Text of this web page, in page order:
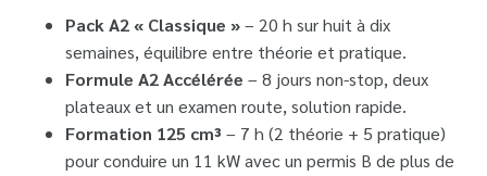
Pack A2 « Classique »– 20 h sur huit à dix
semaines, équilibre entre théorie et pratique.
Formule A2 Accélérée – 8 jours non-stop, deux
plateaux et un examen route, solution rapide.
Formation 125 cm³ – 7 h (2 théorie + 5 pratique)
pour conduire un 11 kW avec un permis B de plus de